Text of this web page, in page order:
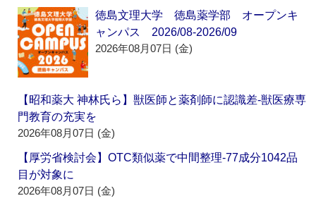
徳島文理大学 徳島薬学部 オープンキ
ャンパス 2026/08-2026/09
2026年08月07日 (金)
【昭和薬大 神林氏ら】獣医師と薬剤師に認識差‐獣医療専
門教育の充実を
2026年08月07日 (金)
【厚労省検討会】OTC類似薬で中間整理‐77成分1042品
目が対象に
2026年08月07日 (金)